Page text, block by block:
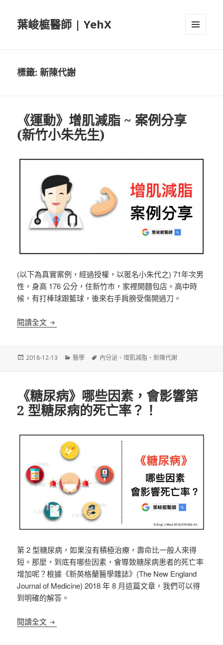
葉峻榳醫師 | YehX
標籤:新陳代謝
《運動》增肌減脂 ~ 案例分享
(新竹小朱先生)
(以下為真實案例，經過授權，以匿名小朱代之) 71年次男
性，身高 176 公分，住新竹市，家裡開麵包店。高中時
候，有打棒球跟籃球，後來右手肩膀受傷開過刀。
閱讀全文 《運動》增肌減脂 ~ 案例分享 (新竹小朱先生)
發
2018-12-13
分
醫學
標
內分泌 、增肌減脂 、新陳代謝
《糖尿病》哪些因素，會影響第
2 型糖尿病的死亡率？！
第 2 型糖尿病，如果沒有積極治療，壽命比一般人來得
短。那麼，到底有哪些因素，會導致糖尿病患者的死亡率
增加呢？根據《新英格蘭醫學雜誌》(The New England
Journal of Medicine) 2018 年 8 月這篇文章，我們可以得
到明確的解答。
閱讀全文 《糖尿病》哪些因素，會影響第 2 型糖尿病的死亡率